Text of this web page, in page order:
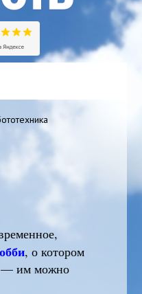
, о котором
— им можно